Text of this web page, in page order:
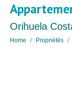
Orihuela
Home Propriétés